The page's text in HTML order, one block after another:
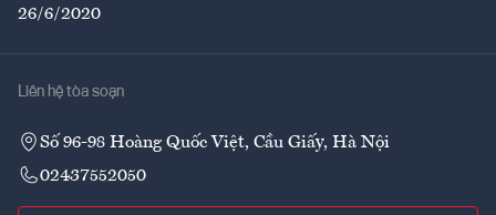
26/6/2020
Liên hệ tòa soạn
Số 96-98 Hoàng Quốc Việt, Cầu Giấy, Hà Nội
02437552050